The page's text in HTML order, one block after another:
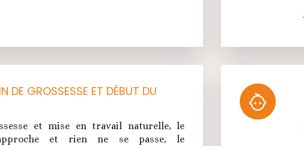
DE GROSSESSE ET DÉBUT DU
et mise en travail naturelle, le
et rien ne se passe, le